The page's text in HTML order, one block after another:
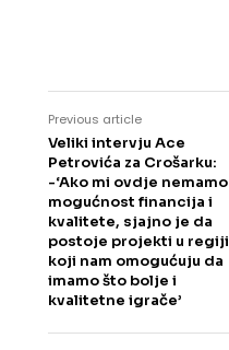
Previous article
Veliki intervju Ace
Petrovića za Crošarku:
-‘Ako mi ovdje nemamo
mogućnost financija i
kvalitete, sjajno je da
postoje projekti u regiji
koji nam omogućuju da
imamo što bolje i
kvalitetne igrače’